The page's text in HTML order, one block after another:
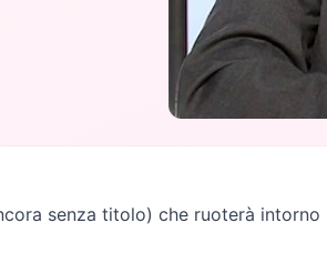
senza titolo) che ruoterà intorno